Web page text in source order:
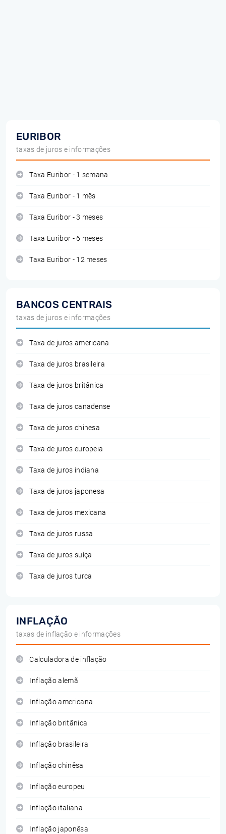
EURIBOR
taxas de juros e informações
Taxa Euribor - 1 semana
Taxa Euribor - 1 mês
Taxa Euribor - 3 meses
Taxa Euribor - 6 meses
Taxa Euribor - 12 meses
BANCOS CENTRAIS
taxas de juros e informações
Taxa de juros americana
Taxa de juros brasileira
Taxa de juros britânica
Taxa de juros canadense
Taxa de juros chinesa
Taxa de juros europeia
Taxa de juros indiana
Taxa de juros japonesa
Taxa de juros mexicana
Taxa de juros russa
Taxa de juros suíça
Taxa de juros turca
INFLAÇÃO
taxas de inflação e informações
Calculadora de inflação
Inflação alemã
Inflação americana
Inflação britânica
Inflação brasileira
Inflação chinêsa
Inflação europeu
Inflação italiana
Inflação japonêsa